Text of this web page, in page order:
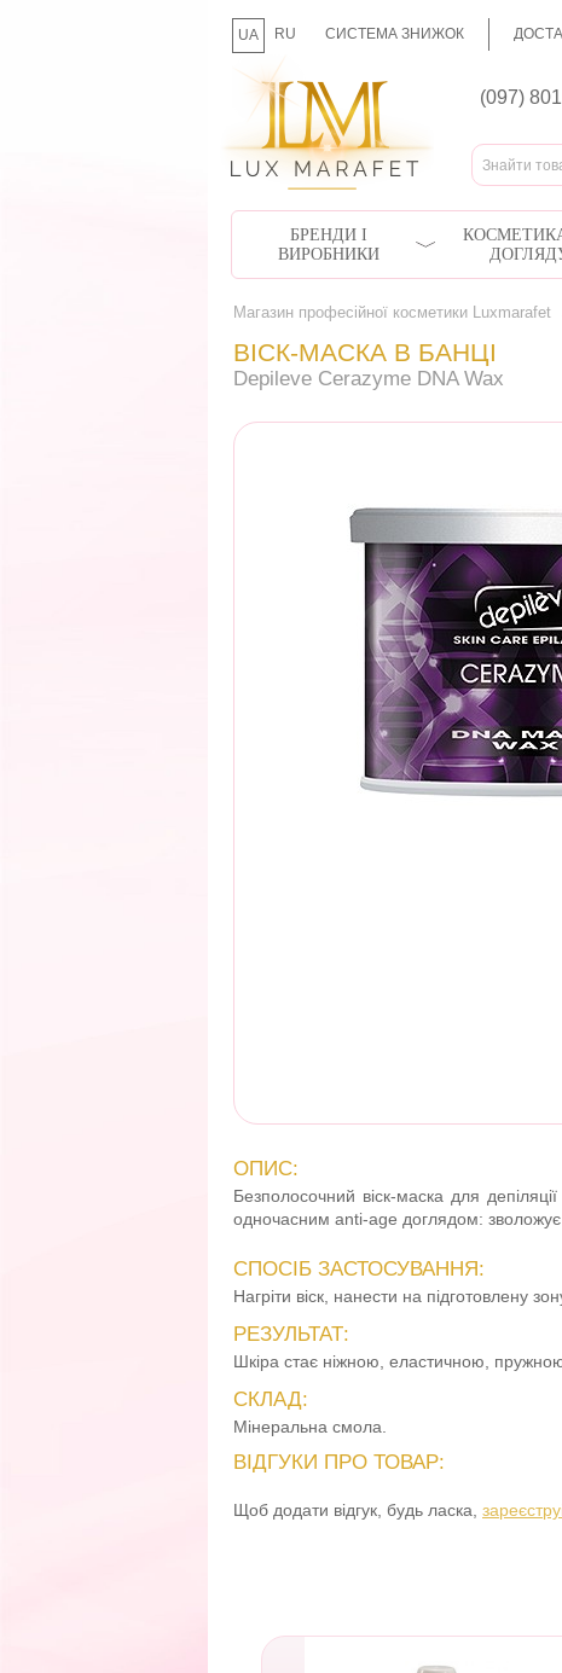
UA RU СИСТЕМА ЗНИЖОК
(097)
БРЕНДИ І
ВИРОБНИКИ
Магазин професійної косметики Luxmarafet
ВІСК-МАСКА В БАНЦІ
Depileve Cerazyme DNA Wax
ОПИС:
Безполосочний віск-маска для
одночасним anti-age доглядом: зволожує і
СПОСІБ ЗАСТОСУВАННЯ:
Нагріти віск, нанести на підготовлену
РЕЗУЛЬТАТ:
Шкіра стає ніжною, еластичною,
СКЛАД:
Мінеральна смола.
ВІДГУКИ ПРО ТОВАР:
Щоб додати відгук, будь ласка,